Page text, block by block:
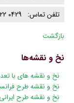
تلفن تماس: 0429 422 0914
بازگشت
نخ و نقشه‌ها
پریدن
ناوبری
نخ و نقشه های با
نخ و نقشه طرح
نخ و نقشه طرح ایرانی